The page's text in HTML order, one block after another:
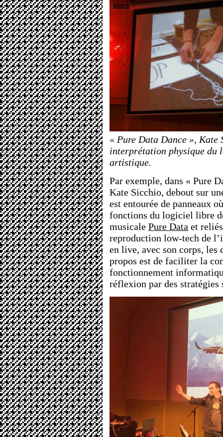
« Pure Data Dance », Kate
interprétation physique du
artistique.
Par exemple, dans « Pure
Kate Sicchio, debout sur
est entourée de panneaux
fonctions du logiciel libre
musicale Pure Data et
reproduction low-tech de
en live, avec son corps, les
propos est de faciliter la
fonctionnement
réflexion par des stratégies